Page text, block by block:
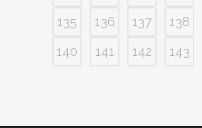
135
136 137 138
140
141 142 143